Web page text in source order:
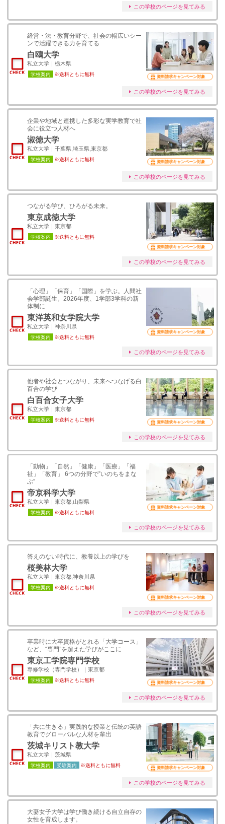
この学校のページを見てみる
経営・法・教育分野で、社会の幅広いシー
ンで活躍できる力を育てる
白鴎大学
私立大学｜栃木県
学校案内 ※送料ともに無料 資料請求キャンペーン対象
この学校のページを見てみる
企業や地域と連携した多彩な実学教育で社
会に役立つ人材へ
淑徳大学
私立大学｜千葉県,埼玉県,東京都
学校案内 ※送料ともに無料 資料請求キャンペーン対象
この学校のページを見てみる
つながる学び、ひろがる未来。
東京成徳大学
私立大学｜東京都
学校案内 ※送料ともに無料
資料請求キャンペーン対象
この学校のページを見てみる
「心理」「保育」「国際」を学ぶ。人間社
会学部誕生。2026年度、1学部3学科の新
体制に
東洋英和女学院大学
私立大学｜神奈川県
学校案内 ※送料ともに無料
資料請求キャンペーン対象
この学校のページを見てみる
他者や社会とつながり、未来へつなげる白
百合の学び
白百合女子大学
私立大学｜東京都
学校案内 ※送料ともに無料 資料請求キャンペーン対象
この学校のページを見てみる
「動物」「自然」「健康」「医療」「福
祉」「教育」 6つの分野で”いのちをまな
ぶ”
帝京科学大学
私立大学｜東京都,山梨県
学校案内 ※送料ともに無料
資料請求キャンペーン対象
この学校のページを見てみる
答えのない時代に、教養以上の学びを
桜美林大学
私立大学｜東京都,神奈川県
学校案内 ※送料ともに無料
資料請求キャンペーン対象
この学校のページを見てみる
卒業時に大卒資格がとれる「大学コース」
など、“専門”を超えた学びがここに
東京工学院専門学校
専修学校（専門学校）｜東京都
学校案内 ※送料ともに無料 資料請求キャンペーン対象
この学校のページを見てみる
「共に生きる」実践的な授業と伝統の英語
教育でグローバルな人材を輩出
茨城キリスト教大学
私立大学｜茨城県
学校案内 受験案内 ※送料ともに無料 資料請求キャンペーン対象
この学校のページを見てみる
大妻女子大学は学び働き続ける自立自存の
女性を育成します。